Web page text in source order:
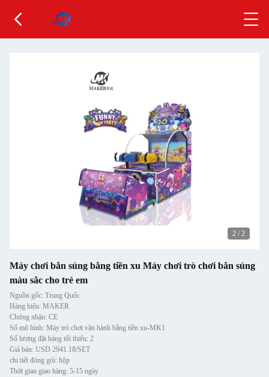
2 / 2
Máy chơi bắn súng bằng tiền xu Máy chơi trò chơi bắn súng
màu sắc cho trẻ em
Nguồn gốc: Trung Quốc
Hàng hiệu: MAKER
Chứng nhận: CE
Số mô hình: Máy trò chơi vận hành bằng tiền xu-MK1
Số lượng đặt hàng tối thiểu: 2
Giá bán: USD 2941.18/SET
chi tiết đóng gói: hộp
Thời gian giao hàng: 5-15 ngày